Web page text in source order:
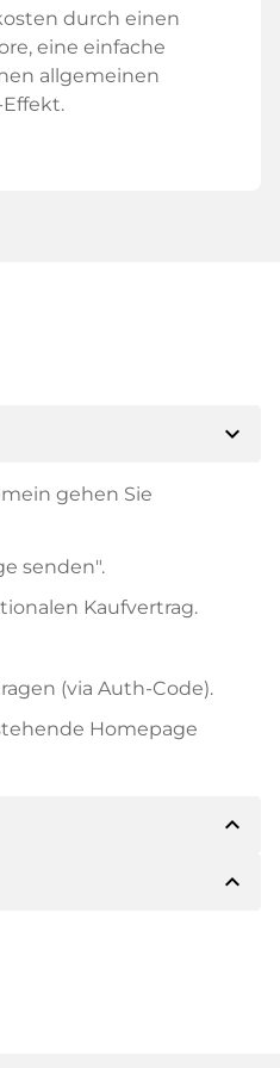
durch einen
eine einfache
allgemeinen
expand_more
gehen Sie
senden".
Kaufvertrag.
(via Auth-Code).
Homepage
expand_less
Inhaber wird Ihnen
expand_less